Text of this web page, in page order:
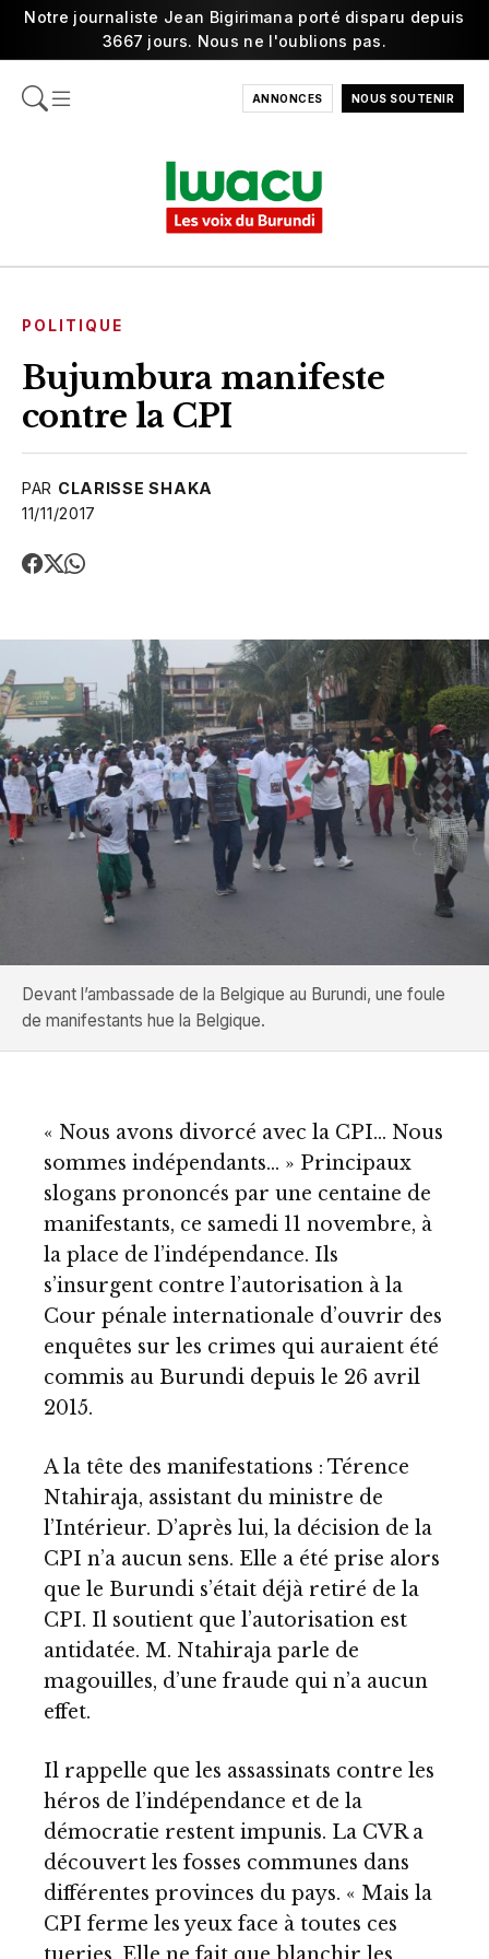
Notre journaliste Jean Bigirimana porté disparu depuis
3667 jours. Nous ne l'oublions pas.
ANNONCES NOUS SOUTENIR
POLITIQUE
Bujumbura manifeste
contre la CPI
PAR CLARISSE SHAKA
11/11/2017
Devant l’ambassade de la Belgique au Burundi, une foule
de manifestants hue la Belgique.
« Nous avons divorcé avec la CPI… Nous
sommes indépendants… » Principaux
slogans prononcés par une centaine de
manifestants, ce samedi 11 novembre, à
la place de l’indépendance. Ils
s’insurgent contre l’autorisation à la
Cour pénale internationale d’ouvrir des
enquêtes sur les crimes qui auraient été
commis au Burundi depuis le 26 avril
2015.
A la tête des manifestations : Térence
Ntahiraja, assistant du ministre de
l’Intérieur. D’après lui, la décision de la
CPI n’a aucun sens. Elle a été prise alors
que le Burundi s’était déjà retiré de la
CPI. Il soutient que l’autorisation est
antidatée. M. Ntahiraja parle de
magouilles, d’une fraude qui n’a aucun
effet.
Il rappelle que les assassinats contre les
héros de l’indépendance et de la
démocratie restent impunis. La CVR a
découvert les fosses communes dans
différentes provinces du pays. « Mais la
CPI ferme les yeux face à toutes ces
tueries. Elle ne fait que blanchir les